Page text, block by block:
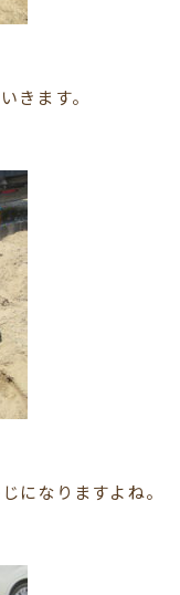
きます。
になりますよね。